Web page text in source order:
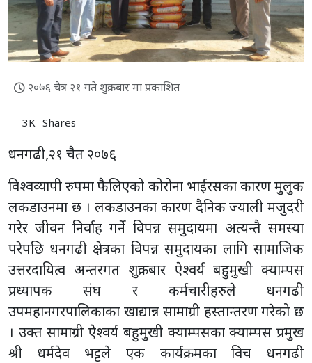
२०७६ चैत्र २१ गते शुक्रबार मा प्रकाशित
3K Shares
धनगढी,२१ चैत २०७६
विश्वव्यापी रुपमा फैलिएको कोरोना भाईरसका कारण मुलुक
लकडाउनमा छ । लकडाउनका कारण दैनिक ज्याली मजुदरी
गरेर जीवन निर्वाह गर्ने विपन्न समुदायमा अत्यन्तै समस्या
परेपछि धनगढी क्षेत्रका विपन्न समुदायका लागि सामाजिक
उत्तरदायित्व अन्तरगत शुक्रबार ऐश्वर्य बहुमुखी क्याम्पस
प्रध्यापक संघ र कर्मचारीहरुले धनगढी
उपमहानगरपालिकाका खाद्यान्न सामाग्री हस्तान्तरण गरेको छ
। उक्त सामाग्री ऐेश्वर्य बहुमुखी क्याम्पसका क्याम्पस प्रमुख
श्री धर्मदेव भट्टले एक कार्यक्रमका विच धनगढी